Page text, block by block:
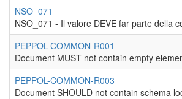
NSO_071
NSO_071 - Il valore DEVE far parte della
PEPPOL-COMMON-R001
Document MUST not contain empty
PEPPOL-COMMON-R003
Document SHOULD not contain schema